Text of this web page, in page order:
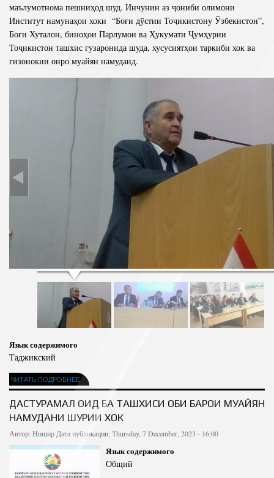
маълумотнома пешниҳод шуд. Инчунин аз ҷониби олимони
Институт намунаҳои хоки “Боғи дўстии Тоҷикистону Ўзбекистон”,
Боғи Хуталон, биноҳои Парлумон ва Ҳукумати Ҷумҳурии
Тоҷикистон ташхис гузаронида шуда, хусусиятҳои таркиби хок ва
ғизонокии онро муайян намуданд.
Язык содержимого
Таджикский
ЧИТАТЬ ПОДРОБНЕЕ
ДАСТУРАМАЛ ОИД БА ТАШХИСИ ОБИ БАРОИ МУАЙЯН
НАМУДАНИ ШУРИИ ХОК
Автор: Ношир Дата публикации: Thursday, 7 December, 2023 - 16:00
Язык содержимого
Общий